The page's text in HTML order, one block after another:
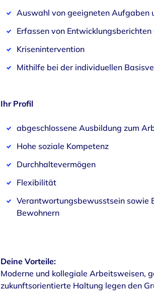
Auswahl von geeigneten Aufgaben
Erfassen von
Krisenintervention
Mithilfe bei der individuellen
Ihr Profil
abgeschlossene Ausbildung zum
Hohe soziale Kompetenz
Durchhaltevermögen
Flexibilität
Verantwortungsbewusstsein sowie
Bewohnern
Deine Vorteile:
Moderne und kollegiale Arbeitsweisen,
zukunftsorientierte Haltung legen den